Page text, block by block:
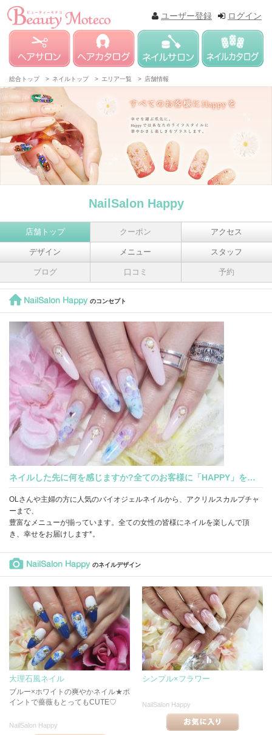
ログイン
ユーザー登録
総合トップ > ネイルトップ > エリア一覧 > 店舗情報
NailSalon Happy
店舗トップ クーポン アクセス
デザイン メニュー スタッフ
ブログ 口コミ 予約
NailSalon Happy のコンセプト
ネイルした先に何を感じますか?全てのお客様に「HAPPY」を…
OLさんや主婦の方に人気のバイオジェルネイルから、アクリルスカルプチャ
ーまで、
豊富なメニューが揃っています。全ての女性の皆様にネイルを楽しんで頂
き、幸せをお届けします*。
NailSalon Happy のネイルデザイン
大理石風ネイル
ブルー×ホワイトの爽やかネイル★ポ
イントで薔薇もとってもCUTE♡
NailSalon Happy
シンプル×フラワー
NailSalon Happy